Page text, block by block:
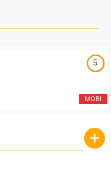
5
MOBI
+